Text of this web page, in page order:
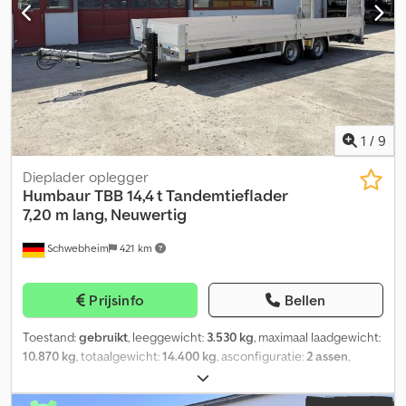
Meer gegevens onder: !, Meer details: ! Csdszr Uinspfx Ah Eerf
1 / 9
Schwebheim 421 km
Dieplader oplegger
HumbaurTBB 14,4 t Tandemtieflader
7,20 m lang, Neuwertig
Prijsinfo Bellen
Toestand:gebruikt, leeggewicht: 3.530 kg, maximaal laadgewicht:
10.870 kg , totaalgewicht:14.400 kg , asconfiguratie: 2 assen
, volgende keuring (TÜV):
laadruimte lengte:7.200 mm, laadruimtebreedte:2.480 mm,